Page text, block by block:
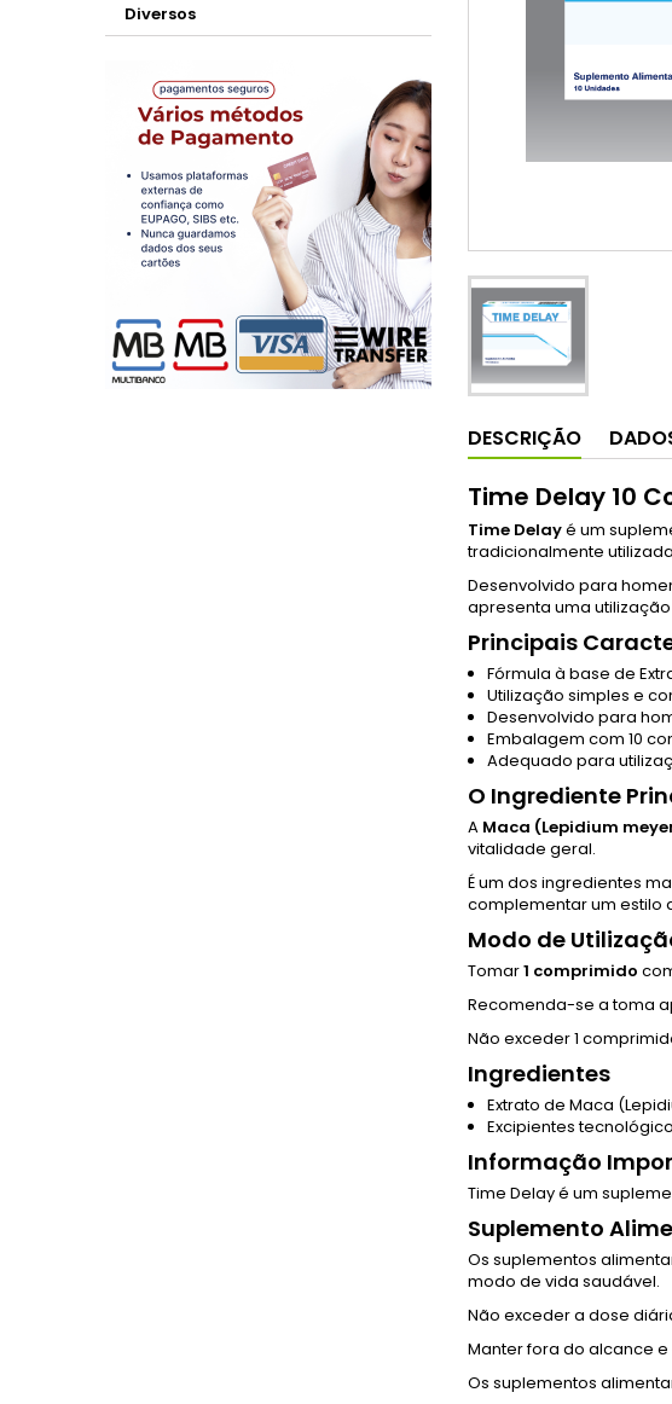
Diversos
DESCRIÇÃO
Time Delay 10
Time Delayé um
tradicionalmente
Desenvolvido para
apresenta uma
Principais
Fórmula à base de
Utilização simples e
Desenvolvido para
Embalagem com 10
Adequado para
O Ingrediente
A Maca (Lepidium
vitalidade geral.
É um dos ingredientes
complementar um estilo
Modo de
Tomar1 comprimido
Recomenda-se a toma
Não exceder 1
Ingredientes
Extrato de Maca
Excipientes
Informação
Time Delay é um
Suplemento
Os suplementos
modo de vida saudável.
Não exceder a dose
Manter fora do alcance
Os suplementos